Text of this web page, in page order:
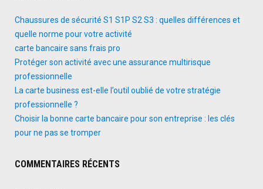
Chaussures de sécurité S1 S1P S2 S3 : quelles différences et
quelle norme pour votre activité
carte bancaire sans frais pro
Protéger son activité avec une assurance multirisque
professionnelle
La carte business est-elle l’outil oublié de votre stratégie
professionnelle ?
Choisir la bonne carte bancaire pour son entreprise : les clés
pour ne pas se tromper
COMMENTAIRES RÉCENTS